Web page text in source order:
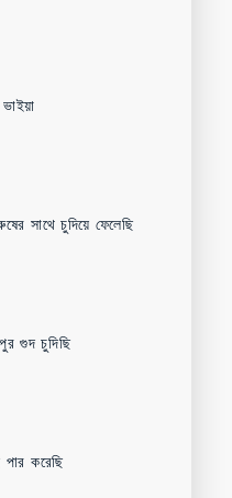
সাথে চুদিয়ে ফেলেছি
গুদ চুদিছি
পার করেছি